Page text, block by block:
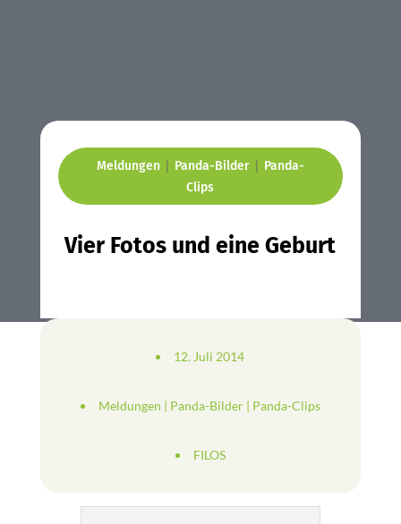
Meldungen| Panda-Bilder| Panda-
Clips
Vier Fotos und eine Geburt
12. Juli 2014
Meldungen | Panda-Bilder| Panda-Clips
FILOS